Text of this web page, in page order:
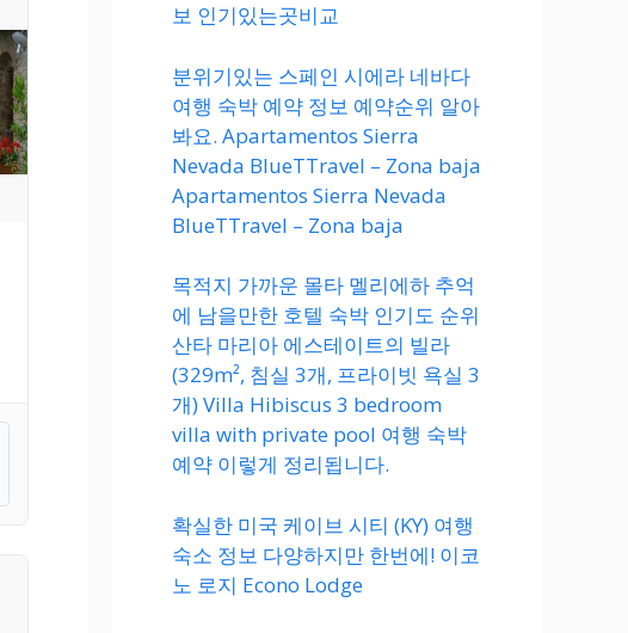
보 인기있는곳비교
분위기있는 스페인 시에라 네바다
여행 숙박 예약 정보 예약순위 알아
봐요. Apartamentos Sierra
Nevada BlueTTravel – Zona baja
Apartamentos Sierra Nevada
BlueTTravel – Zona baja
목적지 가까운 몰타 멜리에하 추억
에 남을만한 호텔 숙박 인기도 순위
산타 마리아 에스테이트의 빌라
(329m², 침실 3개, 프라이빗 욕실 3
개) Villa Hibiscus 3 bedroom
villa with private pool 여행 숙박
예약 이렇게 정리됩니다.
확실한 미국 케이브 시티 (KY) 여행
숙소 정보 다양하지만 한번에! 이코
노 로지 Econo Lodge